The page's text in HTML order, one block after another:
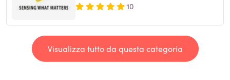
10
Visualizza tutto da questa categoria